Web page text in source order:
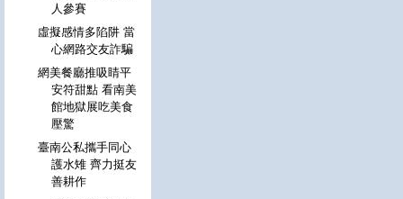
人參賽
虛擬感情多陷阱 當
心網路交友詐騙
網美餐廳推吸睛平
安符甜點 看南美
館地獄展吃美食
壓驚
臺南公私攜手同心
護水雉 齊力挺友
善耕作